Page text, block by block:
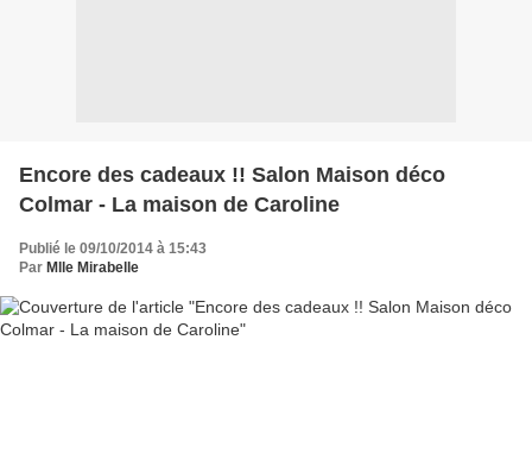
Encore des cadeaux !! Salon Maison déco
Colmar - La maison de Caroline
Publié le 09/10/2014 à 15:43
Par Mlle Mirabelle